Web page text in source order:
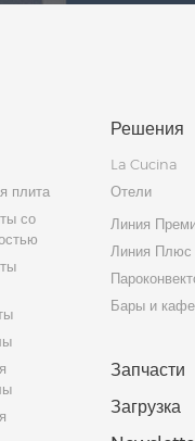
плита
со
Решения
La Cucina
Отели
Линия
Линия Плюс
Бары и кафе
Запчасти
Загрузка